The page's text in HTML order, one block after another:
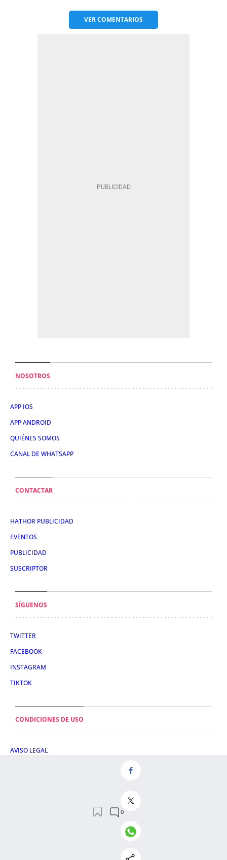
VERCOMENTARIOS
NOSOTROS
APP IOS
APP ANDROID
QUIÉNES SOMOS
CANAL DE WHATSAPP
CONTACTAR
HATHOR PUBLICIDAD
EVENTOS
PUBLICIDAD
SUSCRIPTOR
SÍGUENOS
TWITTER
FACEBOOK
INSTAGRAM
TIKTOK
CONDICIONES DE USO
AVISO LEGAL